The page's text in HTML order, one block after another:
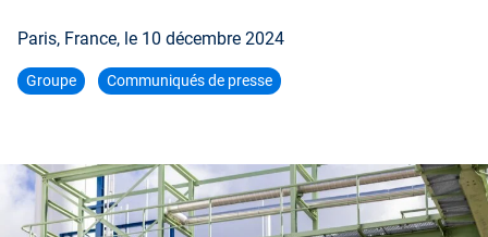
Paris, France, le 10 décembre 2024
Groupe Communiqués de presse